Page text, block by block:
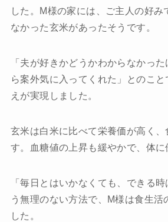
した。M様の家には、ご主人の好み
なかった玄米があったそうです。
「夫が好きかどうかわからなかっ
ら案外気に入ってくれた」とのこ
えが実現しました。
玄米は白米に比べて栄養価が高く
す。血糖値の上昇も緩やかで、体に
「毎日とはいかなくても、できる
う無理のない方法で、M様は食生活
した。